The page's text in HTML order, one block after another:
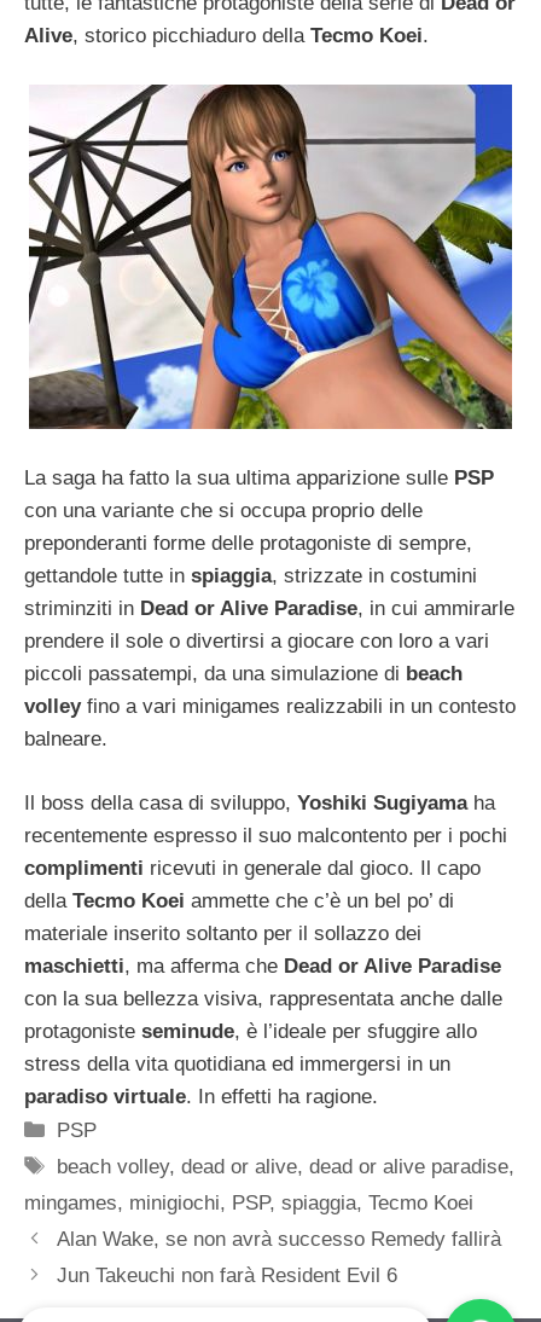
Alive, storico picchiaduro della Tecmo Koei.
La saga ha fatto la sua ultima apparizione sulle PSP
con una variante che si occupa proprio delle
preponderanti forme delle protagoniste di sempre,
gettandole tutte in spiaggia, strizzate in costumini
striminziti in Dead or Alive Paradise, in cui ammirarle
prendere il sole o divertirsi a giocare con loro a vari
piccoli passatempi, da una simulazione di beach
volleyfino a vari minigames realizzabili in un contesto
balneare.
Il boss della casa di sviluppo, Yoshiki Sugiyamaha
recentemente espresso il suo malcontento per i pochi
complimenti ricevuti in generale dal gioco. Il capo
della Tecmo Koei ammette che c’è un bel po’ di
materiale inserito soltanto per il sollazzo dei
maschietti, ma afferma che Dead or Alive Paradise
con la sua bellezza visiva, rappresentata anche dalle
protagoniste seminude, è l’ideale per sfuggire allo
stress della vita quotidiana ed immergersi in un
paradiso virtuale. In effetti ha ragione.
Categorie
PSP
Tag
beach volley,dead or alive,dead or alive paradise,
mingames, minigiochi, PSP, spiaggia, Tecmo Koei
Alan Wake, se non avrà successo Remedy fallirà
Jun Takeuchi non farà Resident Evil 6